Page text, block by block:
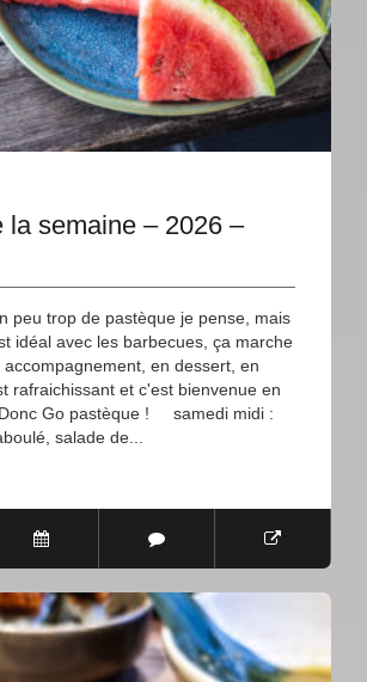
la semaine – 2026 –
peu trop de pastèque je pense, mais
idéal avec les barbecues, ça marche
en dessert, en
rafraichissant et c'est bienvenue en
Go pastèque ! samedi midi :
salade de...